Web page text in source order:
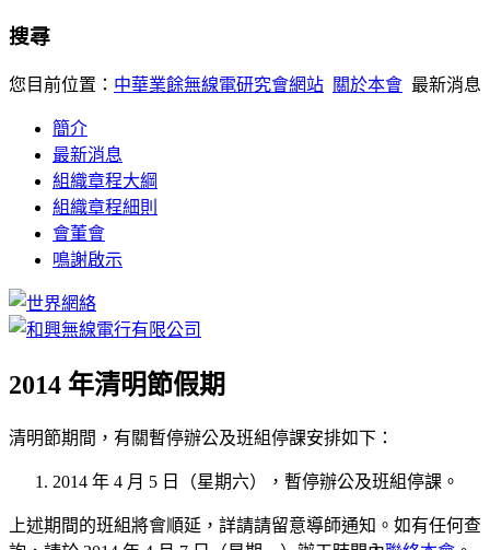
搜尋
您目前位置： 中華業餘無線電研究會網站 關於本會 最新消息
簡介
最新消息
組織章程大綱
組織章程細則
會董會
鳴謝啟示
2014 年清明節假期
清明節期間，有關暫停辦公及班組停課安排如下：
2014 年 4 月 5 日（星期六），暫停辦公及班組停課。
上述期間的班組將會順延，詳請請留意導師通知。如有任何查